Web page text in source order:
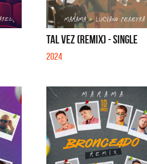
TAL VEZ (REMIX) - SINGLE
2024